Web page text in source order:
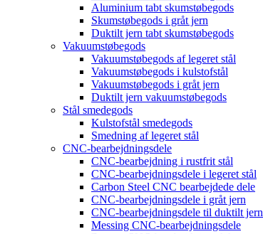
Aluminium tabt skumstøbegods
Skumstøbegods i gråt jern
Duktilt jern tabt skumstøbegods
Vakuumstøbegods
Vakuumstøbegods af legeret stål
Vakuumstøbegods i kulstofstål
Vakuumstøbegods i gråt jern
Duktilt jern vakuumstøbegods
Stål smedegods
Kulstofstål smedegods
Smedning af legeret stål
CNC-bearbejdningsdele
CNC-bearbejdning i rustfrit stål
CNC-bearbejdningsdele i legeret stål
Carbon Steel CNC bearbejdede dele
CNC-bearbejdningsdele i gråt jern
CNC-bearbejdningsdele til duktilt jern
Messing CNC-bearbejdningsdele